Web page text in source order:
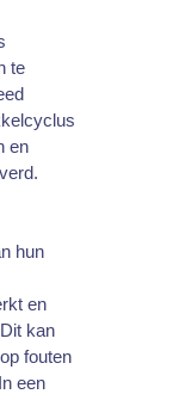
te
en
hun
en
kan
fouten
een